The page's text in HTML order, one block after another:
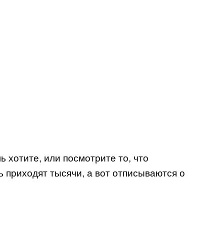
или посмотрите то, что
приходят тысячи, а вот отписываются о